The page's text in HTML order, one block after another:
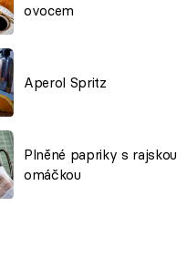
ovocem
Aperol Spritz
Plněné papriky s rajskou
omáčkou